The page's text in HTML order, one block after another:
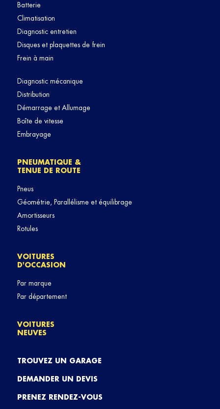
Batterie
Climatisation
Diagnostic entretien
Disques et plaquettes de frein
Frein à main
Diagnostic mécanique
Distribution
Démarrage et Allumage
Boîte de vitesse
Embrayage
PNEUMATIQUE &
TENUE DE ROUTE
Pneus
Géométrie, Parallélisme et équilibrage
Amortisseurs
Rotules
VOITURES
D'OCCASION
Par marque
Par département
VOITURES
NEUVES
TROUVEZ UN GARAGE
DEMANDER UN DEVIS
PRENEZ RENDEZ-VOUS